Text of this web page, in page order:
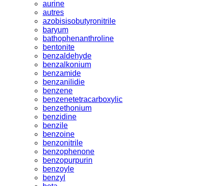
aurine
autres
azobisisobutyronitrile
baryum
bathophenanthroline
bentonite
benzaldehyde
benzalkonium
benzamide
benzanilidie
benzene
benzenetetracarboxylic
benzethonium
benzidine
benzile
benzoine
benzonitrile
benzophenone
benzopurpurin
benzoyle
benzyl